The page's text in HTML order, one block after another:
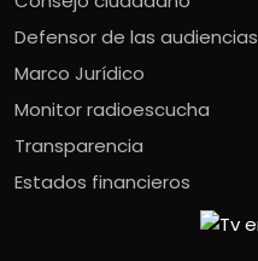
Defensor de las audiencias
Marco Jurídico
Monitor radioescucha
Transparencia
Estados financieros